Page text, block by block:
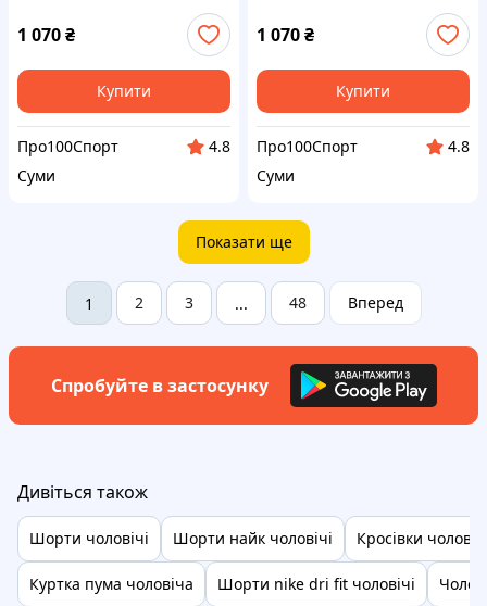
суприм,p.S(44)/M(46)/XL(50)
1 070₴
Купити
Про100Спорт
4.8
Суми
1 070₴
Купити
Про100Спорт
4.8
Суми
Показати ще
1 2 3 ... 48 Вперед
Спробуйте в застосунку
Дивіться також
Шорти чоловічі Шорти найк чоловічі Кросівки
Куртка пума чоловіча Шорти nike dri fit чоловічі